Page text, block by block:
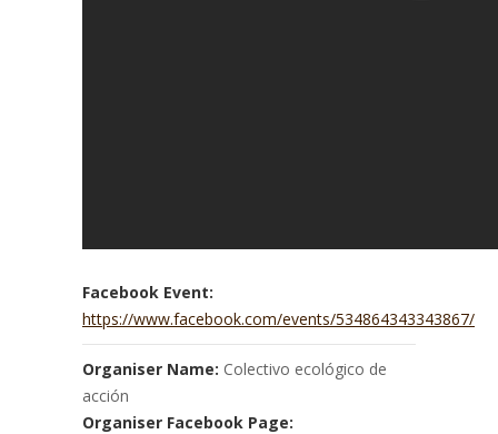
Facebook Event:
https://www.facebook.com/events/534864343343867/
Organiser Name: Colectivo ecológico de
acción
Organiser Facebook Page: